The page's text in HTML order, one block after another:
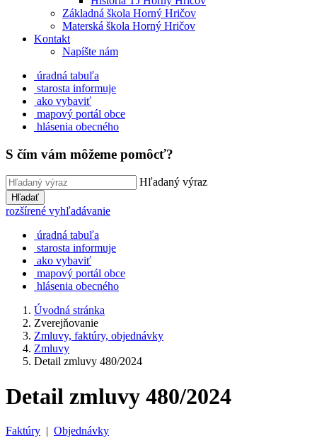
Základná škola Horný Hričov
Materská škola Horný Hričov
Kontakt
Napíšte nám
úradná tabuľa
starosta informuje
ako vybaviť
mapový portál obce
hlásenia obecného
S čím vám môžeme pomôcť?
Hľadaný výraz
Hľadať
rozšírené vyhľadávanie
úradná tabuľa
starosta informuje
ako vybaviť
mapový portál obce
hlásenia obecného
Úvodná stránka
Zverejňovanie
Zmluvy, faktúry, objednávky
Zmluvy
Detail zmluvy 480/2024
Detail zmluvy 480/2024
Faktúry | Objednávky